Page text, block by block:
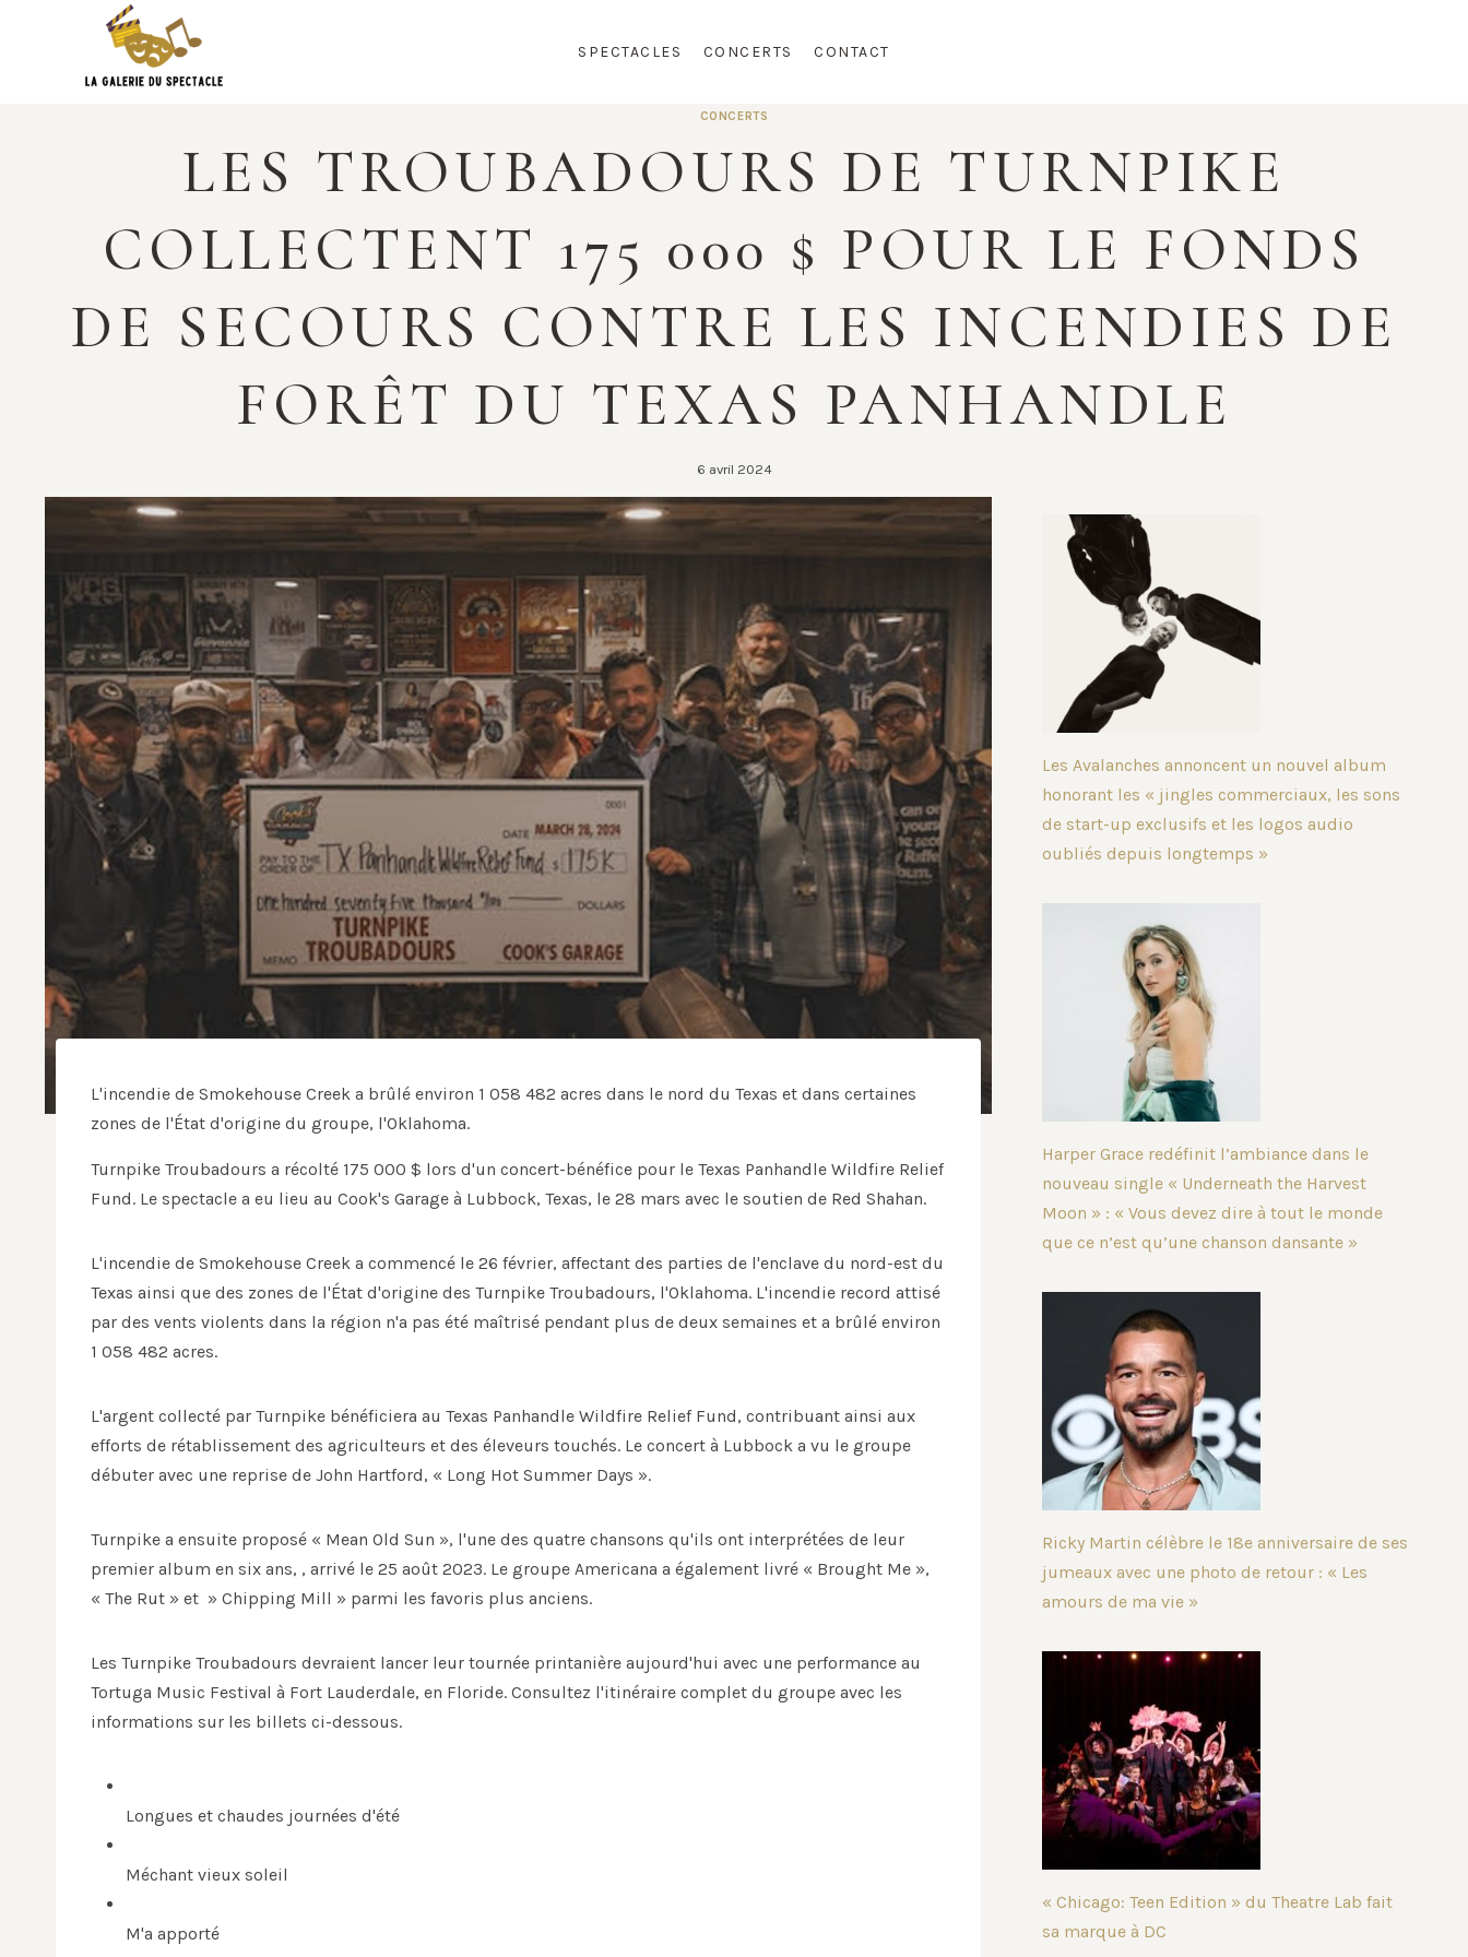
SPECTACLES CONCERTS CONTACT
CONCERTS
LES TROUBADOURS DE TURNPIKE
COLLECTENT 175 000 $ POUR LE FONDS
DE SECOURS CONTRE LES INCENDIES DE
FORÊT DU TEXAS PANHANDLE
6 avril 2024
L'incendie de Smokehouse Creek a brûlé environ 1 058 482 acres dans le nord du Texas et dans certaines
zones de l'État d'origine du groupe, l'Oklahoma.
Turnpike Troubadours a récolté 175 000 $ lors d'un concert-bénéfice pour le Texas Panhandle Wildfire Relief
Fund. Le spectacle a eu lieu au Cook's Garage à Lubbock, Texas, le 28 mars avec le soutien de Red Shahan.
L'incendie de Smokehouse Creek a commencé le 26 février, affectant des parties de l'enclave du nord-est du
Texas ainsi que des zones de l'État d'origine des Turnpike Troubadours, l'Oklahoma. L'incendie record attisé
par des vents violents dans la région n'a pas été maîtrisé pendant plus de deux semaines et a brûlé environ
1 058 482 acres.
L'argent collecté par Turnpike bénéficiera au Texas Panhandle Wildfire Relief Fund, contribuant ainsi aux
efforts de rétablissement des agriculteurs et des éleveurs touchés. Le concert à Lubbock a vu le groupe
débuter avec une reprise de John Hartford, « Long Hot Summer Days ».
Turnpike a ensuite proposé « Mean Old Sun », l'une des quatre chansons qu'ils ont interprétées de leur
premier album en six ans, , arrivé le 25 août 2023. Le groupe Americana a également livré « Brought Me »,
« The Rut » et » Chipping Mill » parmi les favoris plus anciens.
Les Turnpike Troubadours devraient lancer leur tournée printanière aujourd'hui avec une performance au
Tortuga Music Festival à Fort Lauderdale, en Floride. Consultez l'itinéraire complet du groupe avec les
informations sur les billets ci-dessous.
Longues et chaudes journées d'été
Méchant vieux soleil
M'a apporté
Les Avalanches annoncent un nouvel album
honorant les « jingles commerciaux, les sons
de start-up exclusifs et les logos audio
oubliés depuis longtemps »
Harper Grace redéfinit l’ambiance dans le
nouveau single « Underneath the Harvest
Moon » : « Vous devez dire à tout le monde
que ce n’est qu’une chanson dansante »
Ricky Martin célèbre le 18e anniversaire de ses
jumeaux avec une photo de retour : « Les
amours de ma vie »
« Chicago: Teen Edition » du Theatre Lab fait
sa marque à DC